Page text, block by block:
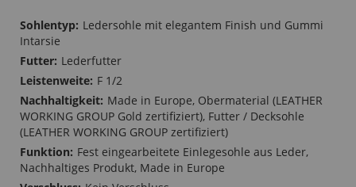
Mehr
Informationen
Ledersohle mit elegantem Finish und Gummi
Intarsie
Lederfutter
F 1/2
Made in Europe, Obermaterial (LEATHER
WORKING GROUP Gold zertifiziert), Futter / Decksohle
(LEATHER WORKING GROUP zertifiziert)
Fest eingearbeitete Einlegesohle aus Leder,
Nachhaltiges Produkt, Made in Europe